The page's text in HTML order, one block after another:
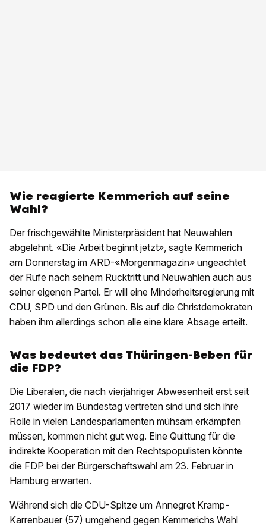
Wie reagierte Kemmerich auf seine
Wahl?
Der frischgewählte Ministerpräsident hat Neuwahlen
abgelehnt. «Die Arbeit beginnt jetzt», sagte Kemmerich
am Donnerstag im ARD-«Morgenmagazin» ungeachtet
der Rufe nach seinem Rücktritt und Neuwahlen auch aus
seiner eigenen Partei. Er will eine Minderheitsregierung mit
CDU, SPD und den Grünen. Bis auf die Christdemokraten
haben ihm allerdings schon alle eine klare Absage erteilt.
Was bedeutet das Thüringen-Beben für
die FDP?
Die Liberalen, die nach vierjähriger Abwesenheit erst seit
2017 wieder im Bundestag vertreten sind und sich ihre
Rolle in vielen Landesparlamenten mühsam erkämpfen
müssen, kommen nicht gut weg. Eine Quittung für die
indirekte Kooperation mit den Rechtspopulisten könnte
die FDP bei der Bürgerschaftswahl am 23. Februar in
Hamburg erwarten.
Während sich die CDU-Spitze um Annegret Kramp-
Karrenbauer (57) umgehend gegen Kemmerichs Wahl